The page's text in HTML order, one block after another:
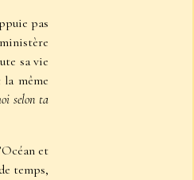
pas
sa vie
même
selon ta
et
temps,